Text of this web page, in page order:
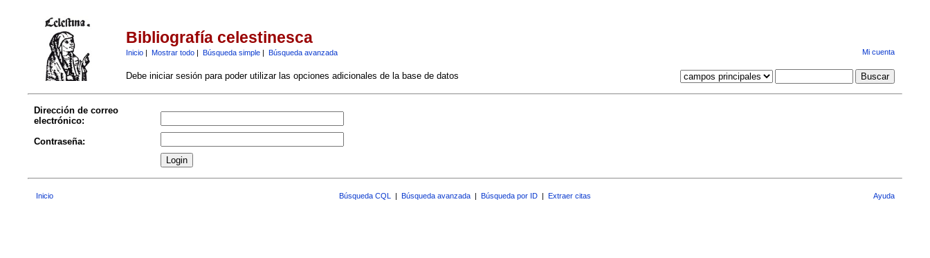
Bibliografía celestinesca
Inicio| Mostrar todo| Búsqueda simple| Búsqueda avanzada Mi cuenta
Debe iniciar sesión para poder utilizar las opciones adicionales de la base de datos
Dirección de correo
electrónico:
Contraseña:
Inicio Búsqueda CQL | Búsqueda avanzada | Búsqueda por ID | Extraer citas Ayuda